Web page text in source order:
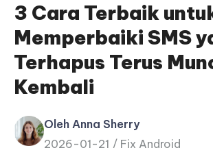
ReiBoot
untuk
iOS
Tenorshare
PDNob
3 Cara Terbaik
Memperbaiki SMS
Terhapus Terus
Kembali
Oleh Anna Sherry
2026-01-21 / Fix Android